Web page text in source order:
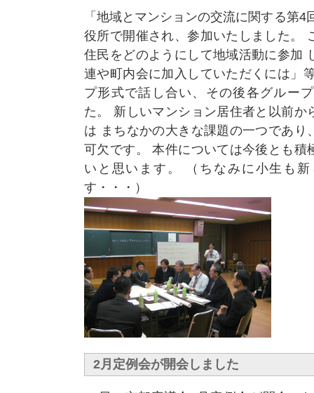
「地域とマンションの交流に関する第
役所で開催され、参加いたしました。
住民をどのようにして地域活動に参加
連や町内会に加入していただくには」
プ形式で話し合い、その後各グルー
た。 新しいマンション居住者と以前か
は まちなかの大きな課題の一つであり
可欠です。 本件については今後とも積
いと思います。 （ちなみに小生も
す・・・）
2月定例会が開会しました